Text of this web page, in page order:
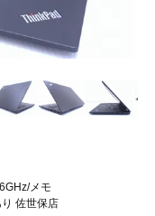
メモ
佐世保店